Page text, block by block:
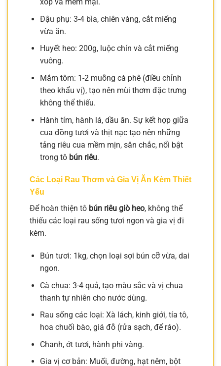
Đậu phụ: 3-4 bìa, chiên vàng, cắt miếng
vừa ăn.
Huyết heo: 200g, luộc chín và cắt miếng
vuông.
Mắm tôm: 1-2 muỗng cà phê (điều chỉnh
theo khẩu vị), tạo nên mùi thơm đặc trưng
không thể thiếu.
Hành tím, hành lá, dầu ăn. Sự kết hợp giữa
cua đồng tươi và thịt nạc tạo nên những
tảng riêu cua mềm mịn, săn chắc, nổi bật
trong tô bún riêu.
Các Loại Rau Thơm và Gia Vị Ăn Kèm Thiết
Yếu
Để hoàn thiện tô bún riêu giò heo, không thể
thiếu các loại rau sống tươi ngon và gia vị đi
kèm.
Bún tươi: 1kg, chọn loại sợi bún cỡ vừa, dai
ngon.
Cà chua: 3-4 quả, tạo màu sắc và vị chua
thanh tự nhiên cho nước dùng.
Rau sống các loại: Xà lách, kinh giới, tía tô,
hoa chuối bào, giá đỗ (rửa sạch, để ráo).
Chanh, ớt tươi, hành phi vàng.
Gia vị cơ bản: Muối, đường, hạt nêm, bột